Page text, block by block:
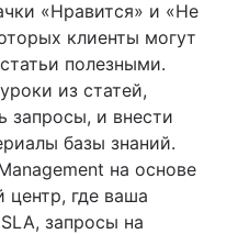
«Нравится» и «Не
клиенты могут
полезными.
из статей,
запросы, и внести
базы знаний.
на основе
где ваша
запросы на